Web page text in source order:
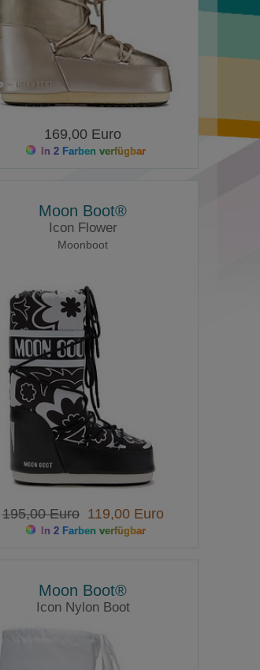
169,00 Euro
In 2 Farben verfügbar
Moon Boot®
Icon Flower
Moonboot
195,00 Euro119,00 Euro
In 2 Farben verfügbar
Moon Boot®
Icon Nylon Boot